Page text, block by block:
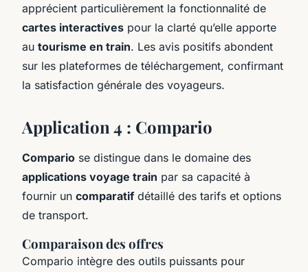
apprécient particulièrement la fonctionnalité de
cartes interactives pour la clarté qu’elle apporte
au tourisme en train. Les avis positifs abondent
sur les plateformes de téléchargement, confirmant
la satisfaction générale des voyageurs.
Application 4 : Compario
Compario se distingue dans le domaine des
applications voyage train par sa capacité à
fournir un comparatifdétaillé des tarifs et options
de transport.
Comparaison des offres
Compario intègre des outils puissants pour